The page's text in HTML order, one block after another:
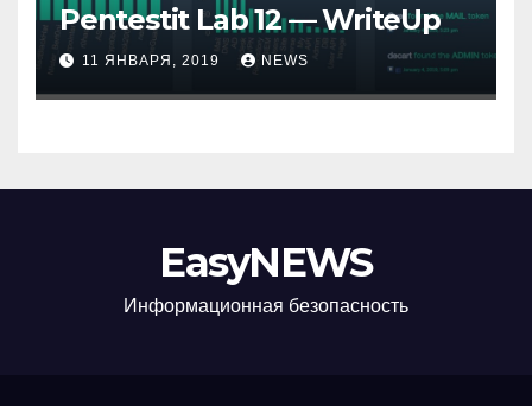
Pentestit Lab 12 — WriteUp
11 ЯНВАРЯ, 2019 NEWS
EasyNEWS
Информационная безопаcность